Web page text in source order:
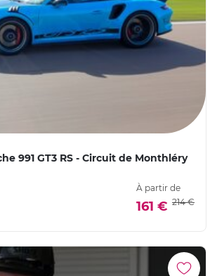
991 GT3 RS - Circuit de Monthléry
À partir de
161 € 214 €